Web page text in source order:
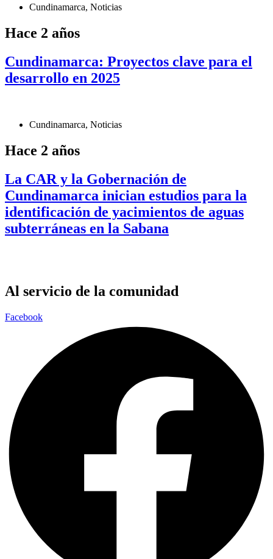
Cundinamarca, Noticias
Hace 2 años
Cundinamarca: Proyectos clave para el
desarrollo en 2025
Cundinamarca, Noticias
Hace 2 años
La CAR y la Gobernación de
Cundinamarca inician estudios para la
identificación de yacimientos de aguas
subterráneas en la Sabana
Al servicio de la comunidad
Facebook